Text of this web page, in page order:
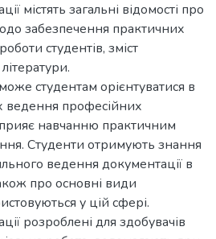
містять загальні відомості про
забезпечення практичних
студентів, зміст
студентам орієнтуватися в
ведення професійних
навчанню практичним
Студенти отримують знання
ведення документації в
про основні види
у цій сфері.
розроблені для здобувачів